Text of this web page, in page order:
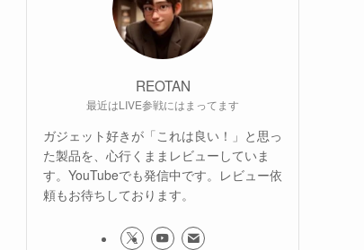
REOTAN
最近はLIVE参戦にはまってます
ガジェット好きが「これは良い！」と思っ
た製品を、心行くままレビューしていま
す。YouTubeでも発信中です。レビュー依
頼もお待ちしております。